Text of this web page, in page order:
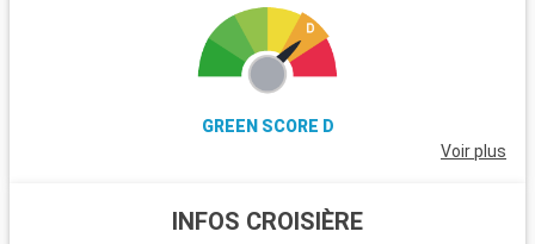
GREEN SCORE D
Voir plus
INFOS CROISIÈRE